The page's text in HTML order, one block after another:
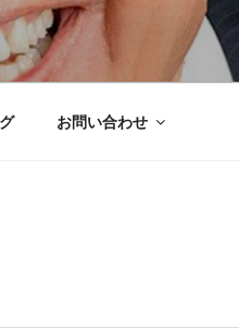
お問い合わせ